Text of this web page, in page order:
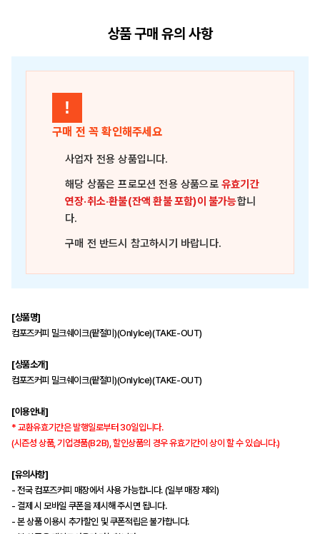
상품 구매 유의 사항
!
구매 전 꼭 확인해주세요
사업자 전용 상품입니다.
해당 상품은프로모션 전용 상품으로유효기간
연장·취소·환불(잔액 환불 포함)이 불가능합니
다.
구매 전 반드시 참고하시기 바랍니다.
[상품명]
컴포즈커피 밀크쉐이크(팥절미)(OnlyIce)(TAKE-OUT)
[상품소개]
컴포즈커피 밀크쉐이크(팥절미)(OnlyIce)(TAKE-OUT)
[이용안내]
* 교환유효기간은 발행일로부터 30일입니다.
(시즌성 상품, 기업경품(B2B), 할인상품의 경우 유효기간이 상이 할 수 있습니다.)
[유의사항]
- 전국 컴포즈커피 매장에서 사용 가능합니다. (일부 매장 제외)
- 결제 시 모바일 쿠폰을 제시해 주시면 됩니다.
- 본 상품 이용시 추가할인 및 쿠폰적립은 불가합니다.